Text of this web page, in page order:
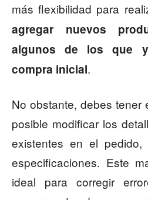
más flexibilidad para
agregar nuevos
algunos de los que
compra inicial.
No obstante, debes tener
posible modificar los
existentes en el pedido,
especificaciones. Este
ideal para corregir